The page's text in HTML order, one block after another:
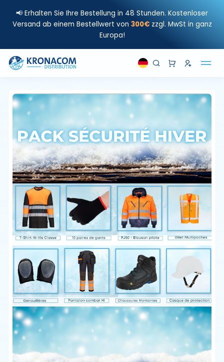
📢 Erhalten Sie Ihre Bestellung in 48 Stunden. Kostenloser
Versand ab einem Bestellwert von 300€ zzgl. MwSt in ganz
Europa!